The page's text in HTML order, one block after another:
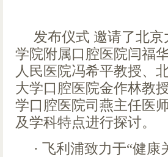
发布仪式 邀请了北
学院附属口腔医院闫福
人民医院冯希平教授、
大学口腔医院金作林教
学口腔医院司燕主任医
及学科特点进行探讨。
· 飞利浦致力于“健